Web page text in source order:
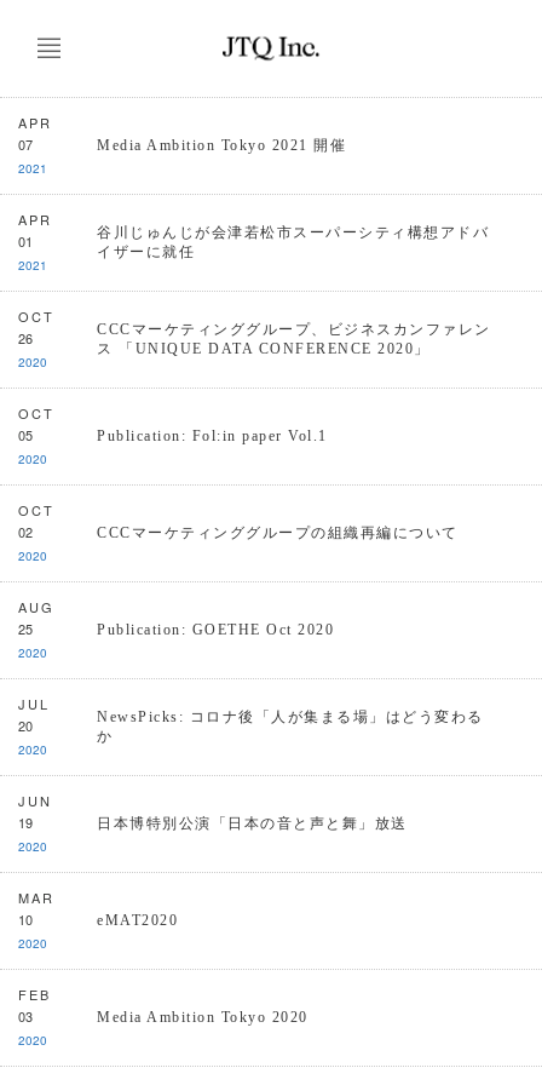
APR
07
2021
Media Ambition Tokyo 2021 開催
APR
01
2021
谷川じゅんじが会津若松市スーパーシティ構想アドバ
イザーに就任
OCT
26
2020
CCCマーケティンググループ、ビジネスカンファレン
ス 「UNIQUE DATA CONFERENCE 2020」
OCT
05
2020
Publication: Fol:in paper Vol.1
OCT
02
2020
CCCマーケティンググループの組織再編について
AUG
25
2020
Publication: GOETHE Oct 2020
JUL
20
2020
NewsPicks: コロナ後「人が集まる場」はどう変わる
か
JUN
19
2020
日本博特別公演「日本の音と声と舞」放送
MAR
10
2020
eMAT2020
FEB
03
2020
Media Ambition Tokyo 2020